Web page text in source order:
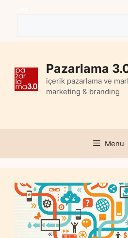
Pazarlama
içerik pazarlama ve
marketing & branding
Menu